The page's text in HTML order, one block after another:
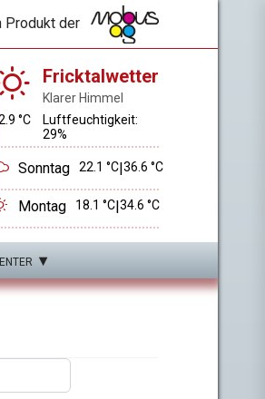
Produkt der
Fricktalwetter
Klarer Himmel
°C
Luftfeuchtigkeit:
29%
Sonntag 22.1 °C|36.6 °C
Montag 18.1 °C|34.6 °C